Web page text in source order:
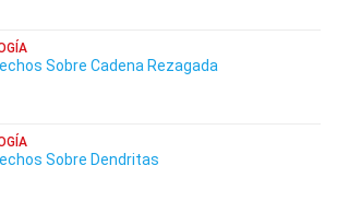
Sobre Cadena Rezagada
Sobre Dendritas